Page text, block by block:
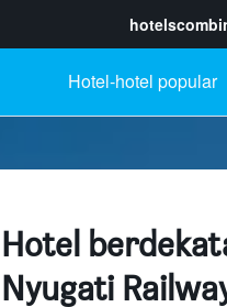
Hotel-hotel popular
Hotel
Nyugati